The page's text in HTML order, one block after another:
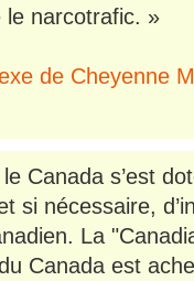
le narcotrafic. »
de Cheyenne
Canada s’est
si nécessaire,
La
Canada est